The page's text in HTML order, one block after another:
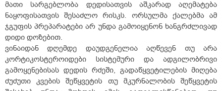
მათი სარგებლობა დედისათვის აშკარად აღემატება
ნაყოფისათვის შესაძლო რისკს. ორსულმა ქალებმა ამ
ჯგუფის პრეპარატები არ უნდა გამოიყენონ ხანგრძლივად
დიდი დოზებით.
ვინაიდან დღემდე დაუდგენელია აღწევენ თუ არა
კორტიკოსტეროიდები სისტემური და ადგილობრივი
გამოყენებისას დედის რძეში, გადაწყვეტილების მიღება
ძუძუთი კვების შეწყვეტის თუ მკურნალობის შეწყვეტის